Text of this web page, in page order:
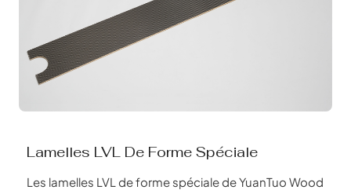
Lamelles LVL De Forme Spéciale
Les lamelles LVL de forme spéciale de YuanTuo Wood